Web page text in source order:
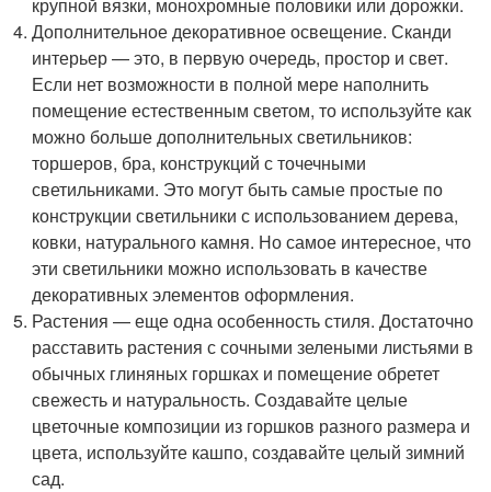
Дополнительное декоративное освещение. Сканди
интерьер — это, в первую очередь, простор и свет.
Если нет возможности в полной мере наполнить
помещение естественным светом, то используйте как
можно больше дополнительных светильников:
торшеров, бра, конструкций с точечными
светильниками. Это могут быть самые простые по
конструкции светильники с использованием дерева,
ковки, натурального камня. Но самое интересное, что
эти светильники можно использовать в качестве
декоративных элементов оформления.
Растения — еще одна особенность стиля. Достаточно
расставить растения с сочными зелеными листьями в
обычных глиняных горшках и помещение обретет
свежесть и натуральность. Создавайте целые
цветочные композиции из горшков разного размера и
цвета, используйте кашпо, создавайте целый зимний
сад.